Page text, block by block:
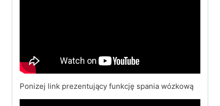
Ponizej link prezentujący funkcję spania wózkową